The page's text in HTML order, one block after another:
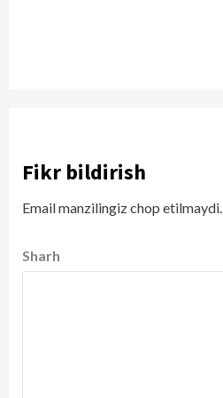
Fikr bildirish
Email manzilingiz chop etilmaydi.
Sharh